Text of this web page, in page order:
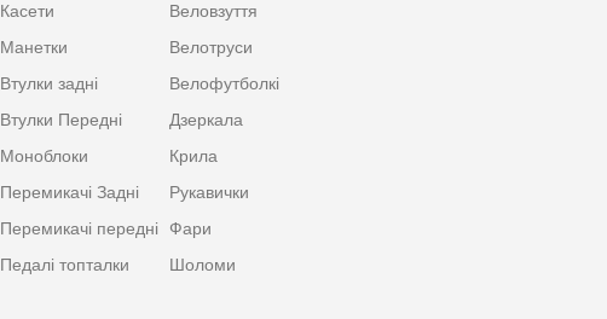
Касети
Манетки
Втулки задні
Втулки Передні
Моноблоки
Перемикачі Задні
Перемикачі передні
Педалі топталки
Веловзуття
Велотруси
Велофутболкі
Дзеркала
Крила
Рукавички
Фари
Шоломи